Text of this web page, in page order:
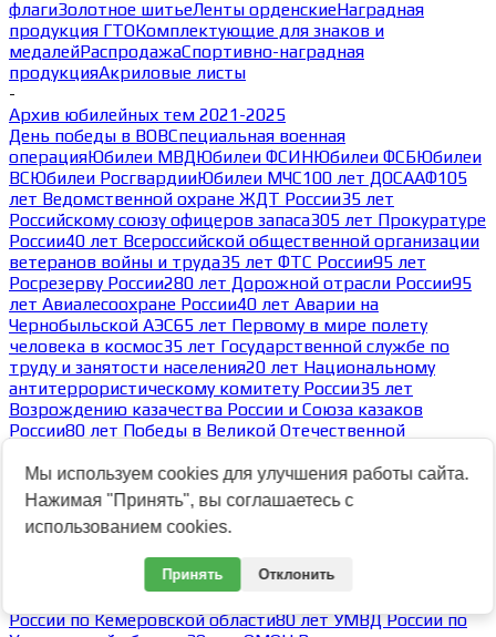
флагиЗолотное шитьеЛенты орденскиеНаградная
продукция ГТОКомплектующие для знаков и
медалейРаспродажаСпортивно-наградная
продукцияАкриловые листы
-
Архив юбилейных тем 2021-2025
День победы в ВОВСпециальная военная
операцияЮбилеи МВДЮбилеи ФСИНЮбилеи ФСБЮбилеи
ВСЮбилеи РосгвардииЮбилеи МЧС100 лет ДОСААФ105
лет Ведомственной охране ЖДТ России35 лет
Российскому союзу офицеров запаса305 лет Прокуратуре
России40 лет Всероссийской общественной организации
ветеранов войны и труда35 лет ФТС России95 лет
Росрезерву России280 лет Дорожной отрасли России95
лет Авиалесоохране России40 лет Аварии на
Чернобыльской АЭС65 лет Первому в мире полету
человека в космос35 лет Государственной службе по
труду и занятости населения20 лет Национальному
антитеррористическому комитету России35 лет
Возрождению казачества России и Союза казаков
России80 лет Победы в Великой Отечественной
Архив тем 2023
Архив тем 2025
Архив тем 2024
100 лет Службе участковых уполномоченных МВД России
30 лет Северо-Кавказскому округу ВНГ РФ
России по Кемеровской области80 лет УМВД России по
Мы используем cookies для улучшения работы сайта.
Нажимая "Принять", вы соглашаетесь с
использованием cookies.
Принять Отклонить